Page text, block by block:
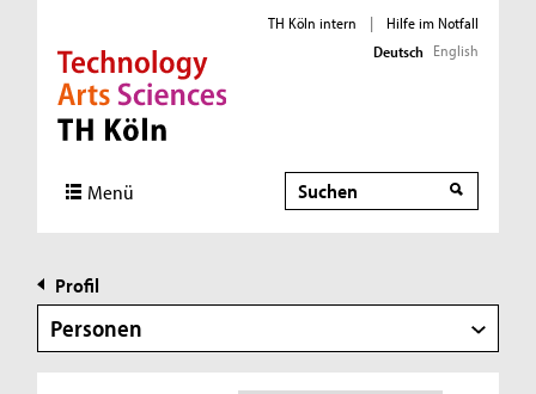
Direkt zur Hauptnavigation
Direkt zur Subnavigation
Direkt zum Inhalt
Direkt zum Fußbereich
TH Köln intern |
Hilfe im Notfall
Deutsch English
Menü Suche
Profil
Personen